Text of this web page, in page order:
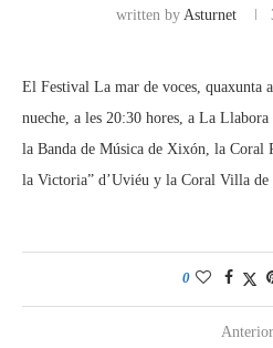
written by Asturnet
El Festival La mar de voces,
nueche, a les 20:30 hores, a La
la Banda de Música de Xixón, la Coral
la Victoria” d’Uviéu y la Coral Villa
0
Anterior